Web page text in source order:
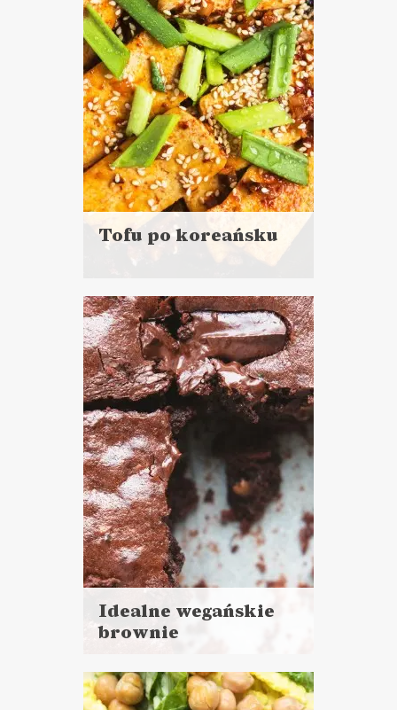
WALENTYNKI ?
Tofu po koreańsku
więcej
Porcja dla 2 - 4 porcje
Czas przygotowania:
do 30 minut
DANIA GŁÓWNE
LUNCHE DO PRACY
WALENTYNKI ?
Idealne wegańskie
brownie
więcej
Czas przygotowania:
do 30 minut